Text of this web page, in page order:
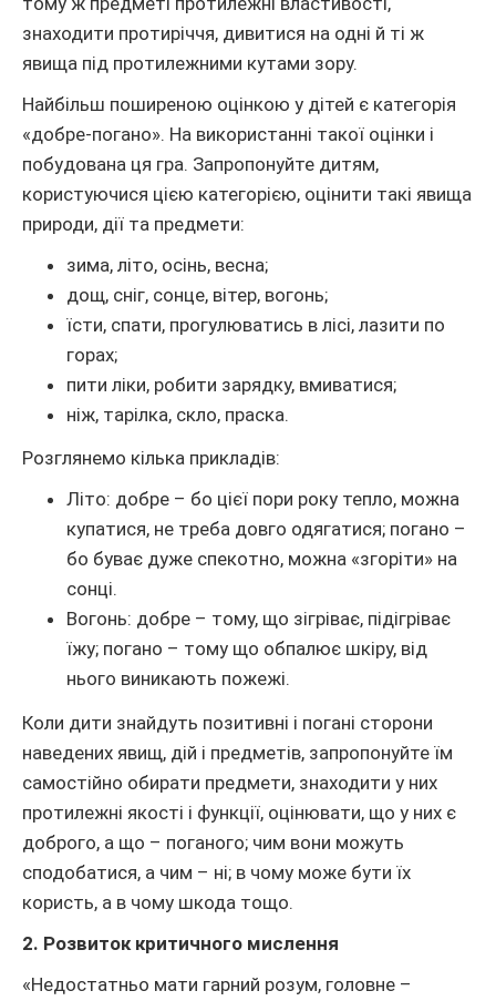
знаходити протиріччя, дивитися на одні й ті ж
явища під протилежними кутами зору.
Найбільш поширеною оцінкою у дітей є категорія
«добре-погано». На використанні такої оцінки і
побудована ця гра. Запропонуйте дитям,
користуючися цією категорією, оцінити такі явища
природи, дії та предмети:
зима, літо, осінь, весна;
дощ, сніг, сонце, вітер, вогонь;
їсти, спати, прогулюватись в лісі, лазити по
горах;
пити ліки, робити зарядку, вмиватися;
ніж, тарілка, скло, праска.
Розглянемо кілька прикладів:
Літо: добре – бо цієї пори року тепло, можна
купатися, не треба довго одягатися; погано –
бо буває дуже спекотно, можна «згоріти» на
сонці.
Вогонь: добре – тому, що зігріває, підігріває
їжу; погано – тому що обпалює шкіру, від
нього виникають пожежі.
Коли дити знайдуть позитивні і погані сторони
наведених явищ, дій і предметів, запропонуйте їм
самостійно обирати предмети, знаходити у них
протилежні якості і функції, оцінювати, що у них є
доброго, а що – поганого; чим вони можуть
сподобатися, а чим – ні; в чому може бути їх
користь, а в чому шкода тощо.
2. Розвиток критичного мислення
«Недостатньо мати гарний розум, головне –